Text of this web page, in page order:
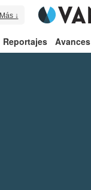
Más ↓
Reportajes Avances